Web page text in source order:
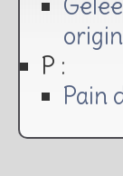
P :
Pain